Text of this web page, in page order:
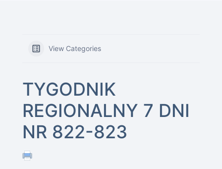
View Categories
TYGODNIK
REGIONALNY 7 DNI
NR 822-823